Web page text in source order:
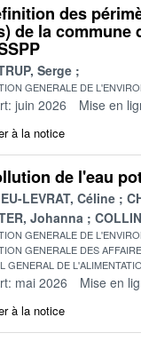
des
de la commune
Serge
GENERALE DE
juin 2026 Mise en
à la notice
de l'eau
LEVRAT, Céline
Johanna
GENERALE DE
GENERALE DES
GENERAL DE
mai 2026 Mise en
à la notice